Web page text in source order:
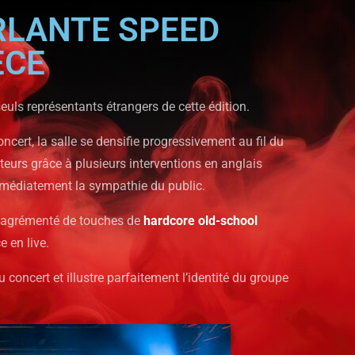
SPEED
représentants étrangers de cette édition.
la salle se densifie progressivement au fil du
grâce à plusieurs interventions en anglais
la sympathie du public.
de touches de hardcore old-school
en live.
et illustre parfaitement l’identité du groupe